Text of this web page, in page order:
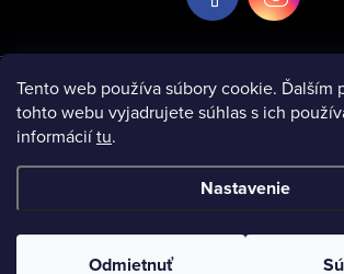
Tento web používa súbory cookie. Ďalším
tohto webu vyjadrujete súhlas s ich
informáciítu.
Nastavenie
Odmietnuť
e
Informácie pre vás
Copyright 2026www.finetextil.sk. Všetky práva